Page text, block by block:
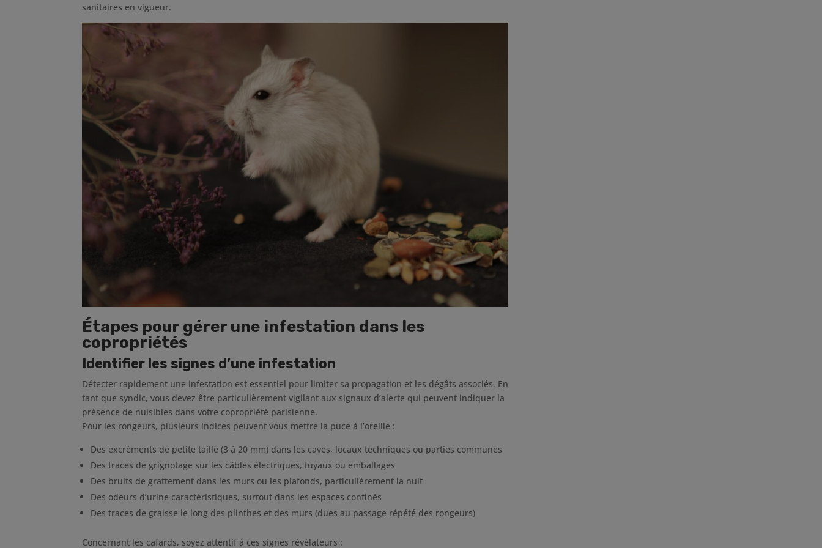
sanitaires en vigueur.
Étapes pour gérer une infestation dans les
copropriétés
Identifier les signes d’une infestation
Détecter rapidement une infestation est essentiel pour limiter sa propagation et les dégâts associés. En
tant que syndic, vous devez être particulièrement vigilant aux signaux d’alerte qui peuvent indiquer la
présence de nuisibles dans votre copropriété parisienne.
Pour les rongeurs, plusieurs indices peuvent vous mettre la puce à l’oreille :
Des excréments de petite taille (3 à 20 mm) dans les caves, locaux techniques ou parties communes
Des traces de grignotage sur les câbles électriques, tuyaux ou emballages
Des bruits de grattement dans les murs ou les plafonds, particulièrement la nuit
Des odeurs d’urine caractéristiques, surtout dans les espaces confinés
Des traces de graisse le long des plinthes et des murs (dues au passage répété des rongeurs)
Concernant les cafards, soyez attentif à ces signes révélateurs :